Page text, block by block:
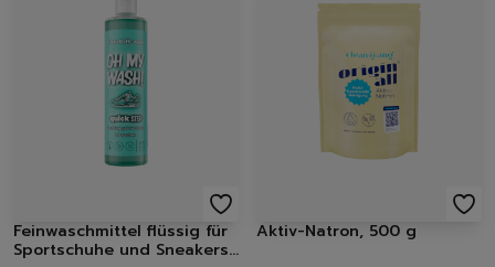
Geschirrtücher
Spülzubehör
Autopflege
Innenraum | Cockpit
Außen | Lack
Felgen | Reifen |
Sneakerreinigung
Feinwaschmittel flüssig für
Sportschuhe und Sneakers,
Aktiv-Natron, 500 g